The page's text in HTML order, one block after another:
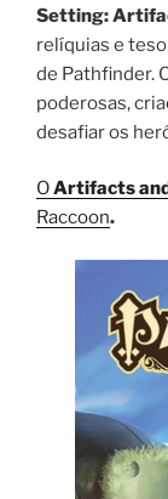
Setting:
relíquias e
de Pathfinder.
poderosas,
desafiar os
OArtifacts
Raccoon.